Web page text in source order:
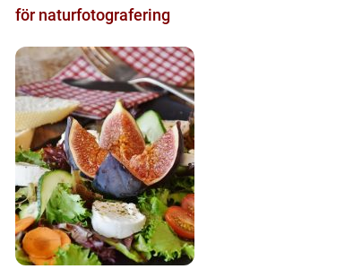
för naturfotografering